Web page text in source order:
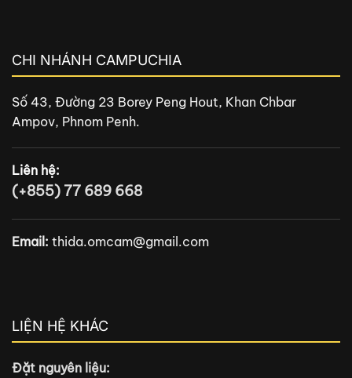
CHI NHÁNH CAMPUCHIA
Số 43, Đường 23 Borey Peng Hout, Khan Chbar
Ampov, Phnom Penh.
Liên hệ:
(+855) 77 689 668
Email: thida.omcam@gmail.com
LIỆN HỆ KHÁC
Đặt nguyên liệu: